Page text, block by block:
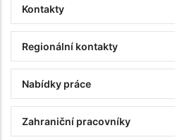
Kontakty
Regionální kontakty
Nabídky práce
Zahraniční pracovníky